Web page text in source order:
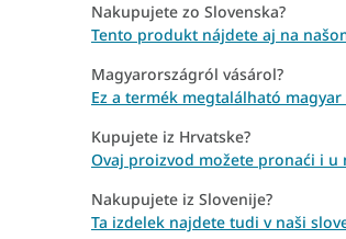
Nakupujete zo Slovenska?
Tento produkt nájdete aj na
Magyarországról vásárol?
Ez a termék megtalálható
Kupujete iz Hrvatske?
Ovaj proizvod možete pronaći i
Nakupujete iz Slovenije?
Ta izdelek najdete tudi v naši